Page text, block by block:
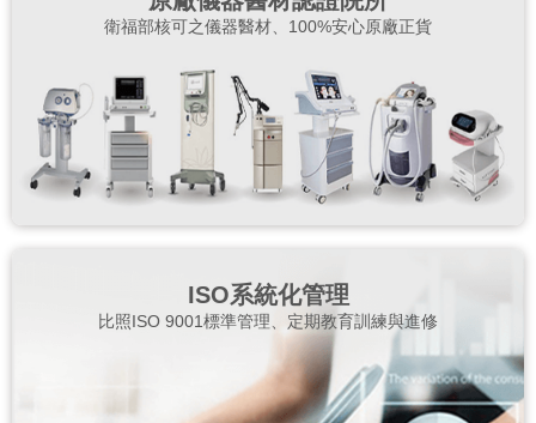
衛福部核可之儀器醫材、100%安心原廠正貨
ISO系統化管理
比照ISO 9001標準管理、定期教育訓練與進修